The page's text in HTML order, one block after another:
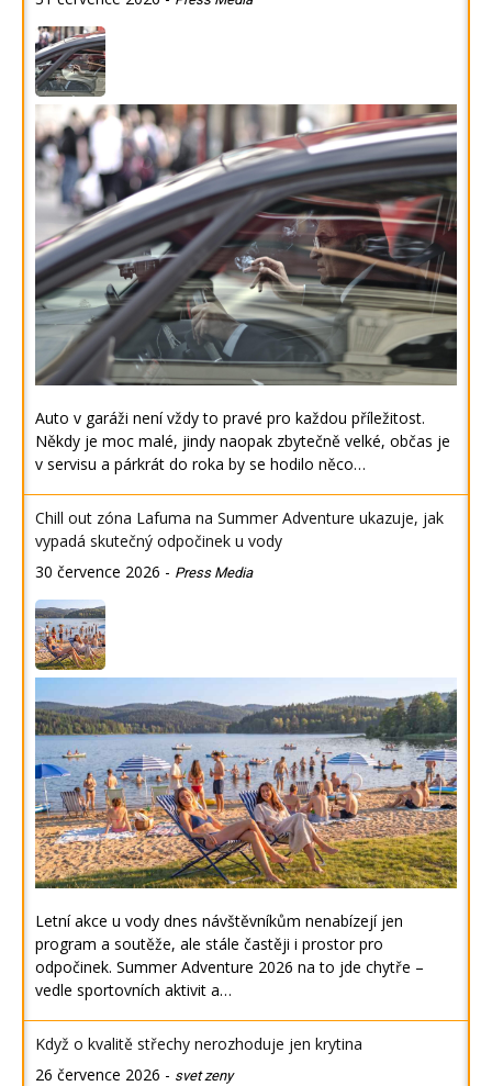
Auto v garáži není vždy to pravé pro každou příležitost.
Někdy je moc malé, jindy naopak zbytečně velké, občas je
v servisu a párkrát do roka by se hodilo něco…
Chill out zóna Lafuma na Summer Adventure ukazuje, jak
vypadá skutečný odpočinek u vody
30 července 2026 - Press Media
Letní akce u vody dnes návštěvníkům nenabízejí jen
program a soutěže, ale stále častěji i prostor pro
odpočinek. Summer Adventure 2026 na to jde chytře –
vedle sportovních aktivit a…
Když o kvalitě střechy nerozhoduje jen krytina
26 července 2026 - svet zeny